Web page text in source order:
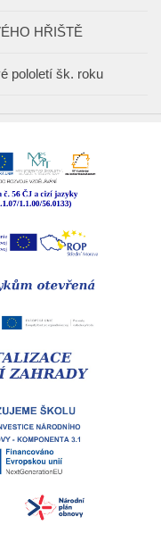
HŘIŠTĚ
pololetí šk. roku